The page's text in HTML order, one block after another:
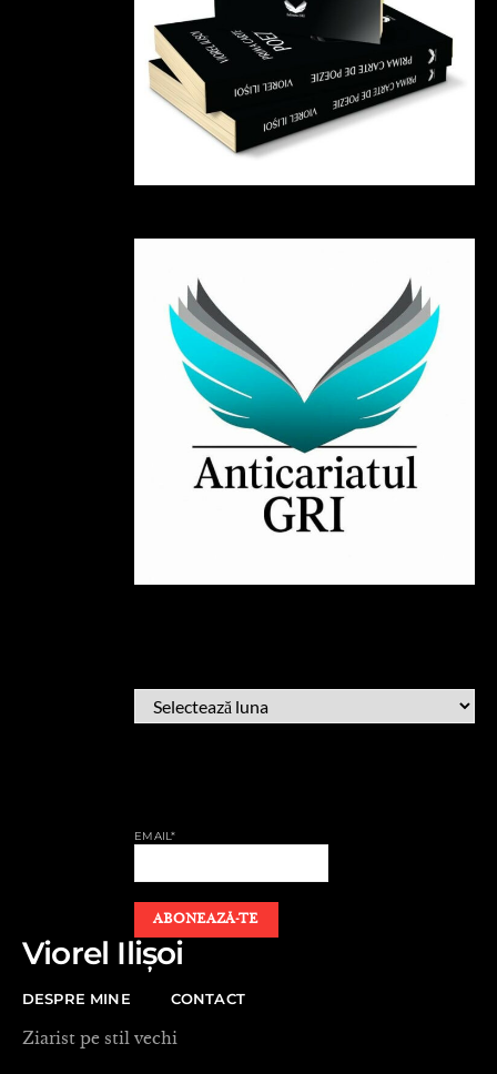
EMAIL*
Viorel Ilișoi
DESPRE MINE CONTACT
Ziarist pe stil vechi